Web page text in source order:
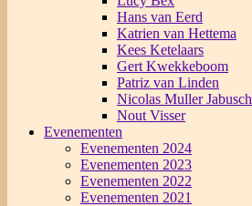
Hans van Eerd
Katrien van Hettema
Kees Ketelaars
Gert Kwekkeboom
Patriz van Linden
Nicolas Muller Jabusch
Nout Visser
Evenementen
Evenementen 2024
Evenementen 2023
Evenementen 2022
Evenementen 2021